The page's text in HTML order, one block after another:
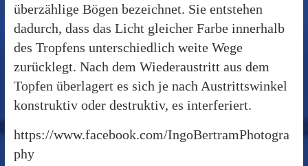
überzählige Bögen bezeichnet. Sie entstehen
dadurch, dass das Licht gleicher Farbe innerhalb
des Tropfens unterschiedlich weite Wege
zurücklegt. Nach dem Wiederaustritt aus dem
Topfen überlagert es sich je nach Austrittswinkel
konstruktiv oder destruktiv, es interferiert.
https://www.facebook.com/IngoBertramPhotogra
phy